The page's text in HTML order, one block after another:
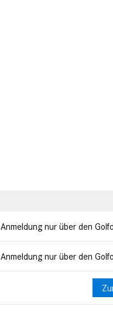
Anmeldung nur über den
Anmeldung nur über den